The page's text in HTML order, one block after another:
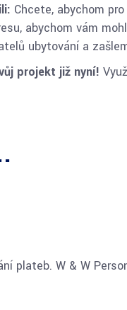
Chcete, abychom
abychom vám
ubytování a
projekt již nyní!
plateb. W & W